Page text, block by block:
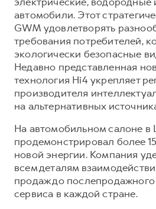
автомобили. Этот
GWM удовлетворять
требования потребителей,
экологически безопасные
Недавно представленная
технология Hi4 укрепляет
производителя
на альтернативных
На автомобильном салоне в
продемонстрировал более
новой энергии. Компания
всем деталям
продаж до
сервиса в каждой стране.